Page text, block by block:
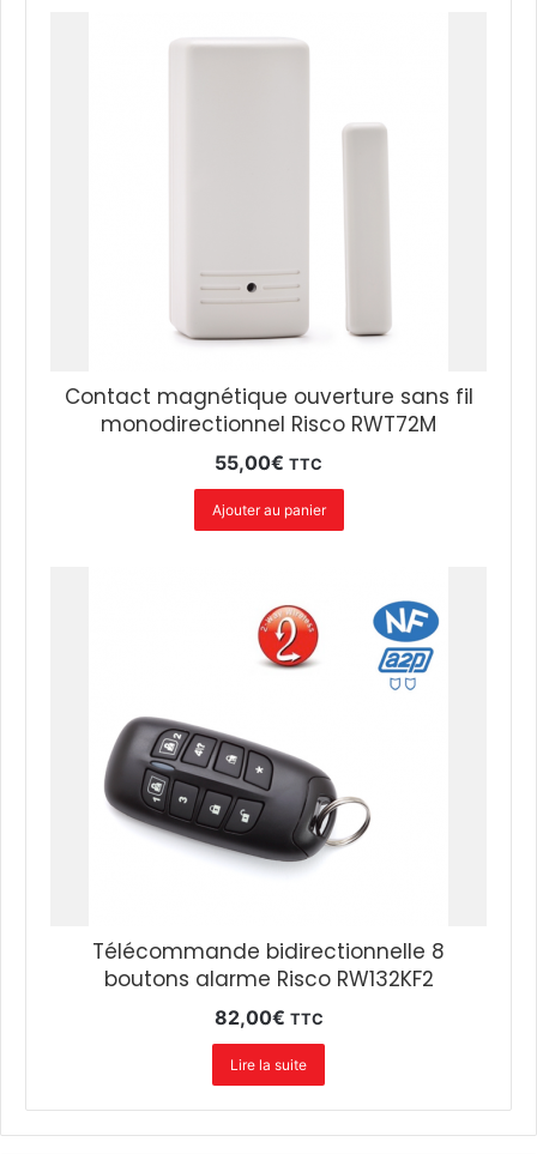
Contact magnétique ouverture sans fil
monodirectionnel Risco RWT72M
55,00€ TTC
Ajouter au panier
Télécommande bidirectionnelle 8
boutons alarme Risco RW132KF2
82,00€ TTC
Lire la suite